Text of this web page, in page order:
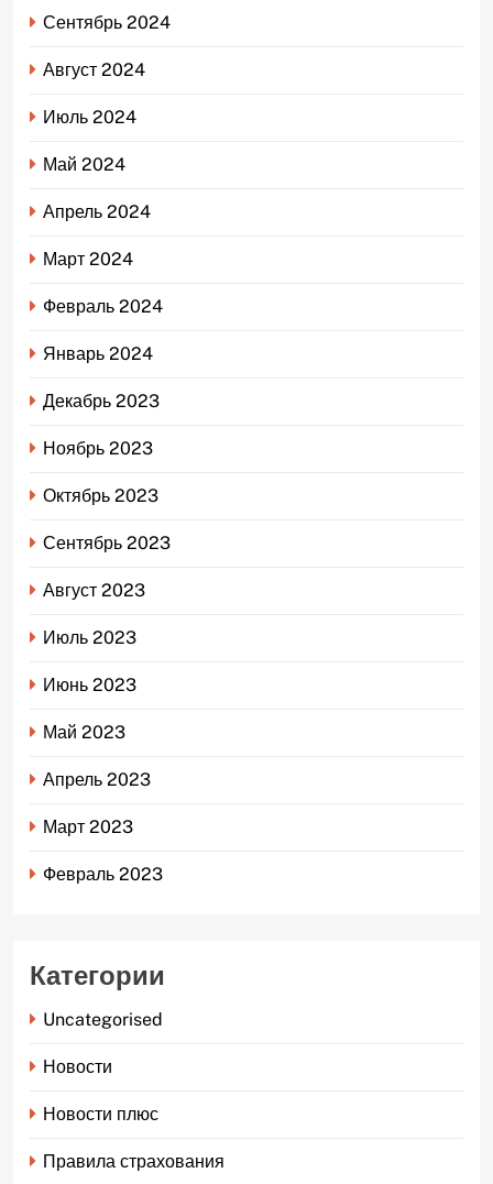
Сентябрь 2024
Август 2024
Июль 2024
Май 2024
Апрель 2024
Март 2024
Февраль 2024
Январь 2024
Декабрь 2023
Ноябрь 2023
Октябрь 2023
Сентябрь 2023
Август 2023
Июль 2023
Июнь 2023
Май 2023
Апрель 2023
Март 2023
Февраль 2023
Категории
Uncategorised
Новости
Новости плюс
Правила страхования